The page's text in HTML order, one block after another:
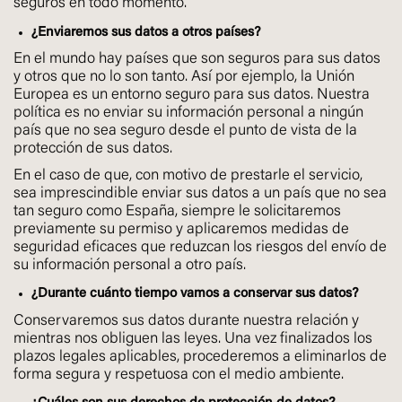
seguros en todo momento.
¿Enviaremos sus datos a otros países?
En el mundo hay países que son seguros para sus datos
y otros que no lo son tanto. Así por ejemplo, la Unión
Europea es un entorno seguro para sus datos. Nuestra
política es no enviar su información personal a ningún
país que no sea seguro desde el punto de vista de la
protección de sus datos.
En el caso de que, con motivo de prestarle el servicio,
sea imprescindible enviar sus datos a un país que no sea
tan seguro como España, siempre le solicitaremos
previamente su permiso y aplicaremos medidas de
seguridad eficaces que reduzcan los riesgos del envío de
su información personal a otro país.
¿Durante cuánto tiempo vamos a conservar sus datos?
Conservaremos sus datos durante nuestra relación y
mientras nos obliguen las leyes. Una vez finalizados los
plazos legales aplicables, procederemos a eliminarlos de
forma segura y respetuosa con el medio ambiente.